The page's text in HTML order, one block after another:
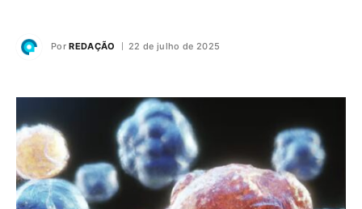
Por REDAÇÃO 22 de julho de 2025